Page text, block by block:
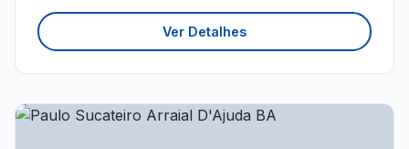
Ver Detalhes